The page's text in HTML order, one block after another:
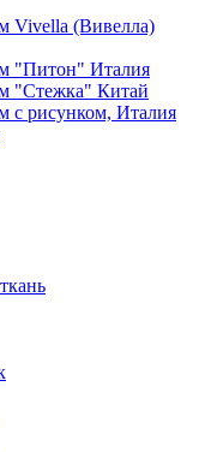
Vivella (Вивелла)
"Питон" Италия
"Стежка" Китай
с рисунком, Италия